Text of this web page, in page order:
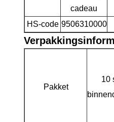
cadeau
HS-code 9506310000
Pakket
10